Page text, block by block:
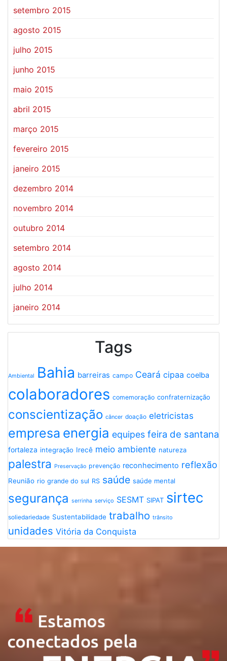
setembro 2015
agosto 2015
julho 2015
junho 2015
maio 2015
abril 2015
março 2015
fevereiro 2015
janeiro 2015
dezembro 2014
novembro 2014
outubro 2014
setembro 2014
agosto 2014
julho 2014
janeiro 2014
Tags
Ambiental Bahia barreiras campo Ceará cipaa coelba
colaboradores comemoração confraternização
conscientização câncer doação eletricistas
empresa energia equipes feira de santana
fortaleza integração Irecê meio ambiente natureza
palestra Preservação prevenção reconhecimento reflexão
Reunião rio grande do sul RS saúde saúde mental
segurança serrinha serviço SESMT SIPAT sirtec
soliedariedade Sustentabilidade trabalho trânsito
unidades Vitória da Conquista